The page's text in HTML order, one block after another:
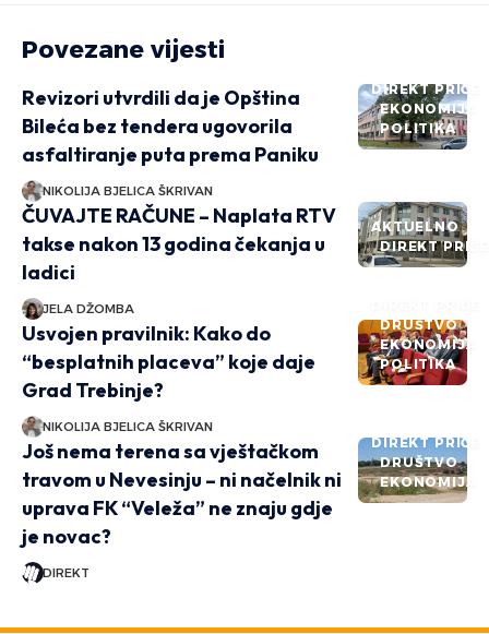
Povezane vijesti
DIREKT PRIČE
EKONOMIJA
POLITIKA
Revizori utvrdili da je Opština
Bileća bez tendera ugovorila
asfaltiranje puta prema Paniku
NIKOLIJA BJELICA ŠKRIVAN
AKTUELNO
DIREKT PRIČE
ČUVAJTE RAČUNE – Naplata RTV
takse nakon 13 godina čekanja u
ladici
JELA DŽOMBA
DRUŠTVO
EKONOMIJA
POLITIKA
Usvojen pravilnik: Kako do
“besplatnih placeva” koje daje
Grad Trebinje?
NIKOLIJA BJELICA ŠKRIVAN
DIREKT PRIČE
DRUŠTVO
EKONOMIJA
Još nema terena sa vještačkom
travom u Nevesinju – ni načelnik ni
uprava FK “Veleža” ne znaju gdje
je novac?
DIREKT